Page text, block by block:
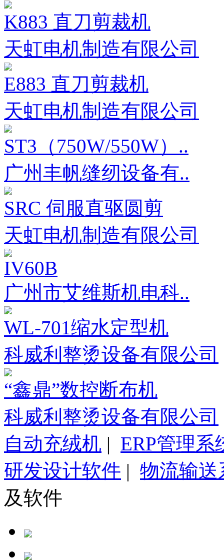
K883 直刀剪裁机
天虹电机制造有限公司
E883 直刀剪裁机
天虹电机制造有限公司
ST3（750W/550W）..
广州丰帆缝纫设备有..
SRC 伺服直驱圆剪
天虹电机制造有限公司
IV60B
广州市艾维斯机电科..
WL-701缩水定型机
科威利整烫设备有限公司
“鑫鼎”数控断布机
科威利整烫设备有限公司
自动充绒机 | ERP管理系
研发设计软件 | 物流输送
及软件